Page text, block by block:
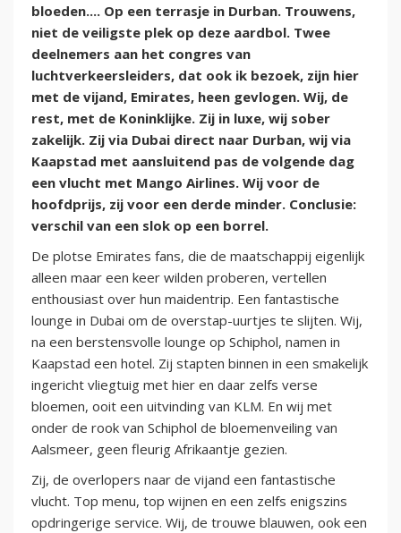
bloeden.... Op een terrasje in Durban. Trouwens,
niet de veiligste plek op deze aardbol. Twee
deelnemers aan het congres van
luchtverkeersleiders, dat ook ik bezoek, zijn hier
met de vijand, Emirates, heen gevlogen. Wij, de
rest, met de Koninklijke. Zij in luxe, wij sober
zakelijk. Zij via Dubai direct naar Durban, wij via
Kaapstad met aansluitend pas de volgende dag
een vlucht met Mango Airlines. Wij voor de
hoofdprijs, zij voor een derde minder. Conclusie:
verschil van een slok op een borrel.
De plotse Emirates fans, die de maatschappij eigenlijk
alleen maar een keer wilden proberen, vertellen
enthousiast over hun maidentrip. Een fantastische
lounge in Dubai om de overstap-uurtjes te slijten. Wij,
na een berstensvolle lounge op Schiphol, namen in
Kaapstad een hotel. Zij stapten binnen in een smakelijk
ingericht vliegtuig met hier en daar zelfs verse
bloemen, ooit een uitvinding van KLM. En wij met
onder de rook van Schiphol de bloemenveiling van
Aalsmeer, geen fleurig Afrikaantje gezien.
Zij, de overlopers naar de vijand een fantastische
vlucht. Top menu, top wijnen en een zelfs enigszins
opdringerige service. Wij, de trouwe blauwen, ook een